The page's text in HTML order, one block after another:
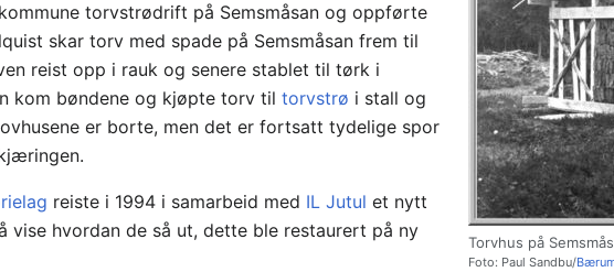
Torvhus på
Foto: Paul Sandbu/
torvstrødrift på Semsmåsan og oppførte
skar torv med spade på Semsmåsan frem til
reist opp i rauk og senere stablet til tørk i
kom bøndene og kjøpte torv tiltorvstrø i stall og
er borte, men det er fortsatt tydelige spor
reiste i 1994 i samarbeid med IL Jutul et nytt
vise hvordan de så ut, dette ble restaurert på ny